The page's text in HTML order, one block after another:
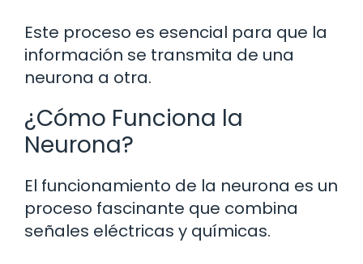
Este proceso es esencial para que la
información se transmita de una
neurona a otra.
¿Cómo Funciona la
Neurona?
El funcionamiento de la neurona es un
proceso fascinante que combina
señales eléctricas y químicas.